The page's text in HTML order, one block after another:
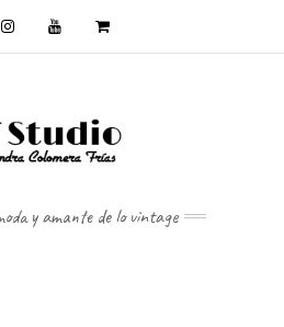
y amante de lo vintage